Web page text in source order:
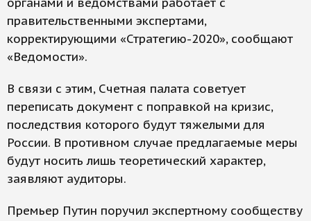
правительственными экспертами,
корректирующими «Стратегию-2020», сообщают
«Ведомости».
В связи с этим, Счетная палата советует
переписать документ с поправкой на кризис,
последствия которого будут тяжелыми для
России. В противном случае предлагаемые меры
будут носить лишь теоретический характер,
заявляют аудиторы.
Премьер Путин поручил экспертному сообществу